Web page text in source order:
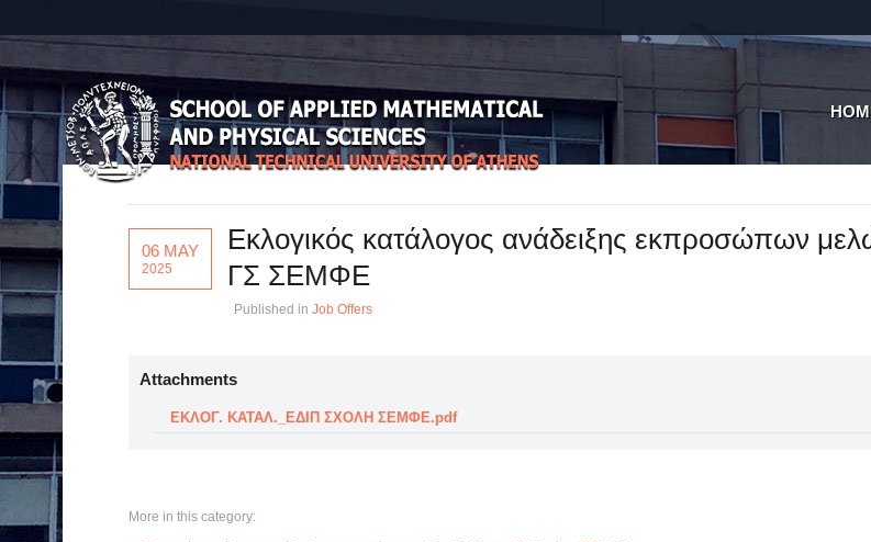
06 MAY
2025
Εκλογικός κατάλογος ανάδειξης εκπροσώπων
ΓΣ ΣΕΜΦΕ
Published in Job Offers
Attachments
ΕΚΛΟΓ. ΚΑΤΑΛ._ΕΔΙΠ ΣΧΟΛΗ ΣΕΜΦΕ.pdf
More in this category: